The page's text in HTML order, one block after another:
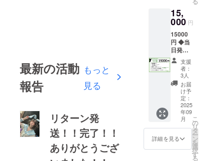
最新の活動
報告
もっと
見る
リターン発
送！！完了！！
ありがとうござ
とバッ
クド
ロップ
に記載
してい
いお名
前を
メッ
セージ
にて送
付下さ
い。 ・
掲載期
間：
2025年
10月4日
イベン
サイン
入り ◆
新衣装
スタジ
オサイ
ン入り
チェキ
◆当日
撮影
チェキ
券1枚
（当日
以降も
使えま
す） ※
有効期
限:2026
15,
000 円
15000
円 ◆当
日発売
CD ※収
録曲3曲
予定 ◆
クラ
ファン
限定ア
ナザー
ジャ
ケット
サイン
入り ◆
クラ
ファン
支援
者：
3人
お届
け予
定：
2025
年09
月
詳細を見る
こ
の
リ
タ
ー
ン
を
選
択
す
る